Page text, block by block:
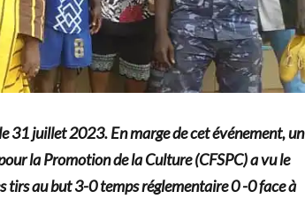
31 juillet 2023. En marge de cet événement, un
la Promotion de la Culture (CFSPC) a vu le
tirs au but 3-0 temps réglementaire 0 -0face à